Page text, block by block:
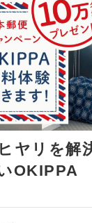
ヤリを解
OKIPPA